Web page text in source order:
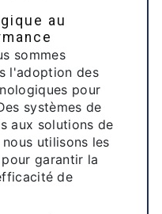
au
sommes
l'adoption des
pour
systèmes de
aux solutions de
utilisons les
garantir la
de